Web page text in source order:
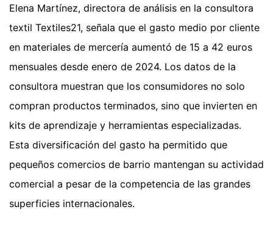
Elena Martínez, directora de análisis en la consultora
textil Textiles21, señala que el gasto medio por cliente
en materiales de mercería aumentó de 15 a 42 euros
mensuales desde enero de 2024. Los datos de la
consultora muestran que los consumidores no solo
compran productos terminados, sino que invierten en
kits de aprendizaje y herramientas especializadas.
Esta diversificación del gasto ha permitido que
pequeños comercios de barrio mantengan su actividad
comercial a pesar de la competencia de las grandes
superficies internacionales.